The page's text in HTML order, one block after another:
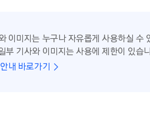
이미지는 누구나 자유롭게 사용하실 수
부 기사와 이미지는 사용에 제한이 있습
내 바로가기